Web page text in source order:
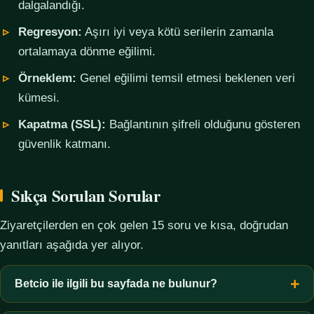
dalgalandığı.
Regresyon: Aşırı iyi veya kötü serilerin zamanla
ortalamaya dönme eğilimi.
Örneklem: Genel eğilimi temsil etmesi beklenen veri
kümesi.
Kapatma (SSL): Bağlantının şifreli olduğunu gösteren
güvenlik katmanı.
Sıkça Sorulan Sorular
Ziyaretçilerden en çok gelen 15 soru ve kısa, doğrudan
yanıtları aşağıda yer alıyor.
Betcio ile ilgili bu sayfada ne bulunur?
Bu sayfada yalnızca kavramsal bilgi, terim açıklamaları, veri